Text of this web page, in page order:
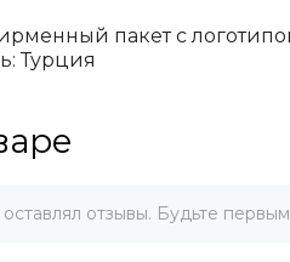
пакет с
Турция
отзывы. Будьте